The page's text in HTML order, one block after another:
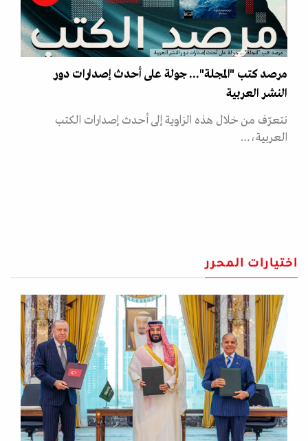
مرصد كتب "المجلة"... جولة على أحدث إصدارات دور النشر العربية
مرصد كتب "المجلة"... جولة على أحدث إصدارات دور
النشر العربية
نتعرّف من خلال هذه الزاوية إلى أحدث إصدارات الكتب
العربية،…
اختيارات المحرر